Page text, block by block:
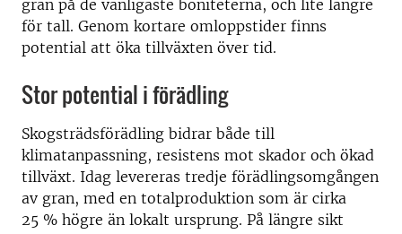
gran på de vanligaste boniteterna, och lite längre
för tall. Genom kortare omloppstider finns
potential att öka tillväxten över tid.
Stor potential i förädling
Skogsträdsförädling bidrar både till
klimatanpassning, resistens mot skador och ökad
tillväxt. Idag levereras tredje förädlingsomgången
av gran, med en totalproduktion som är cirka
25 % högre än lokalt ursprung. På längre sikt